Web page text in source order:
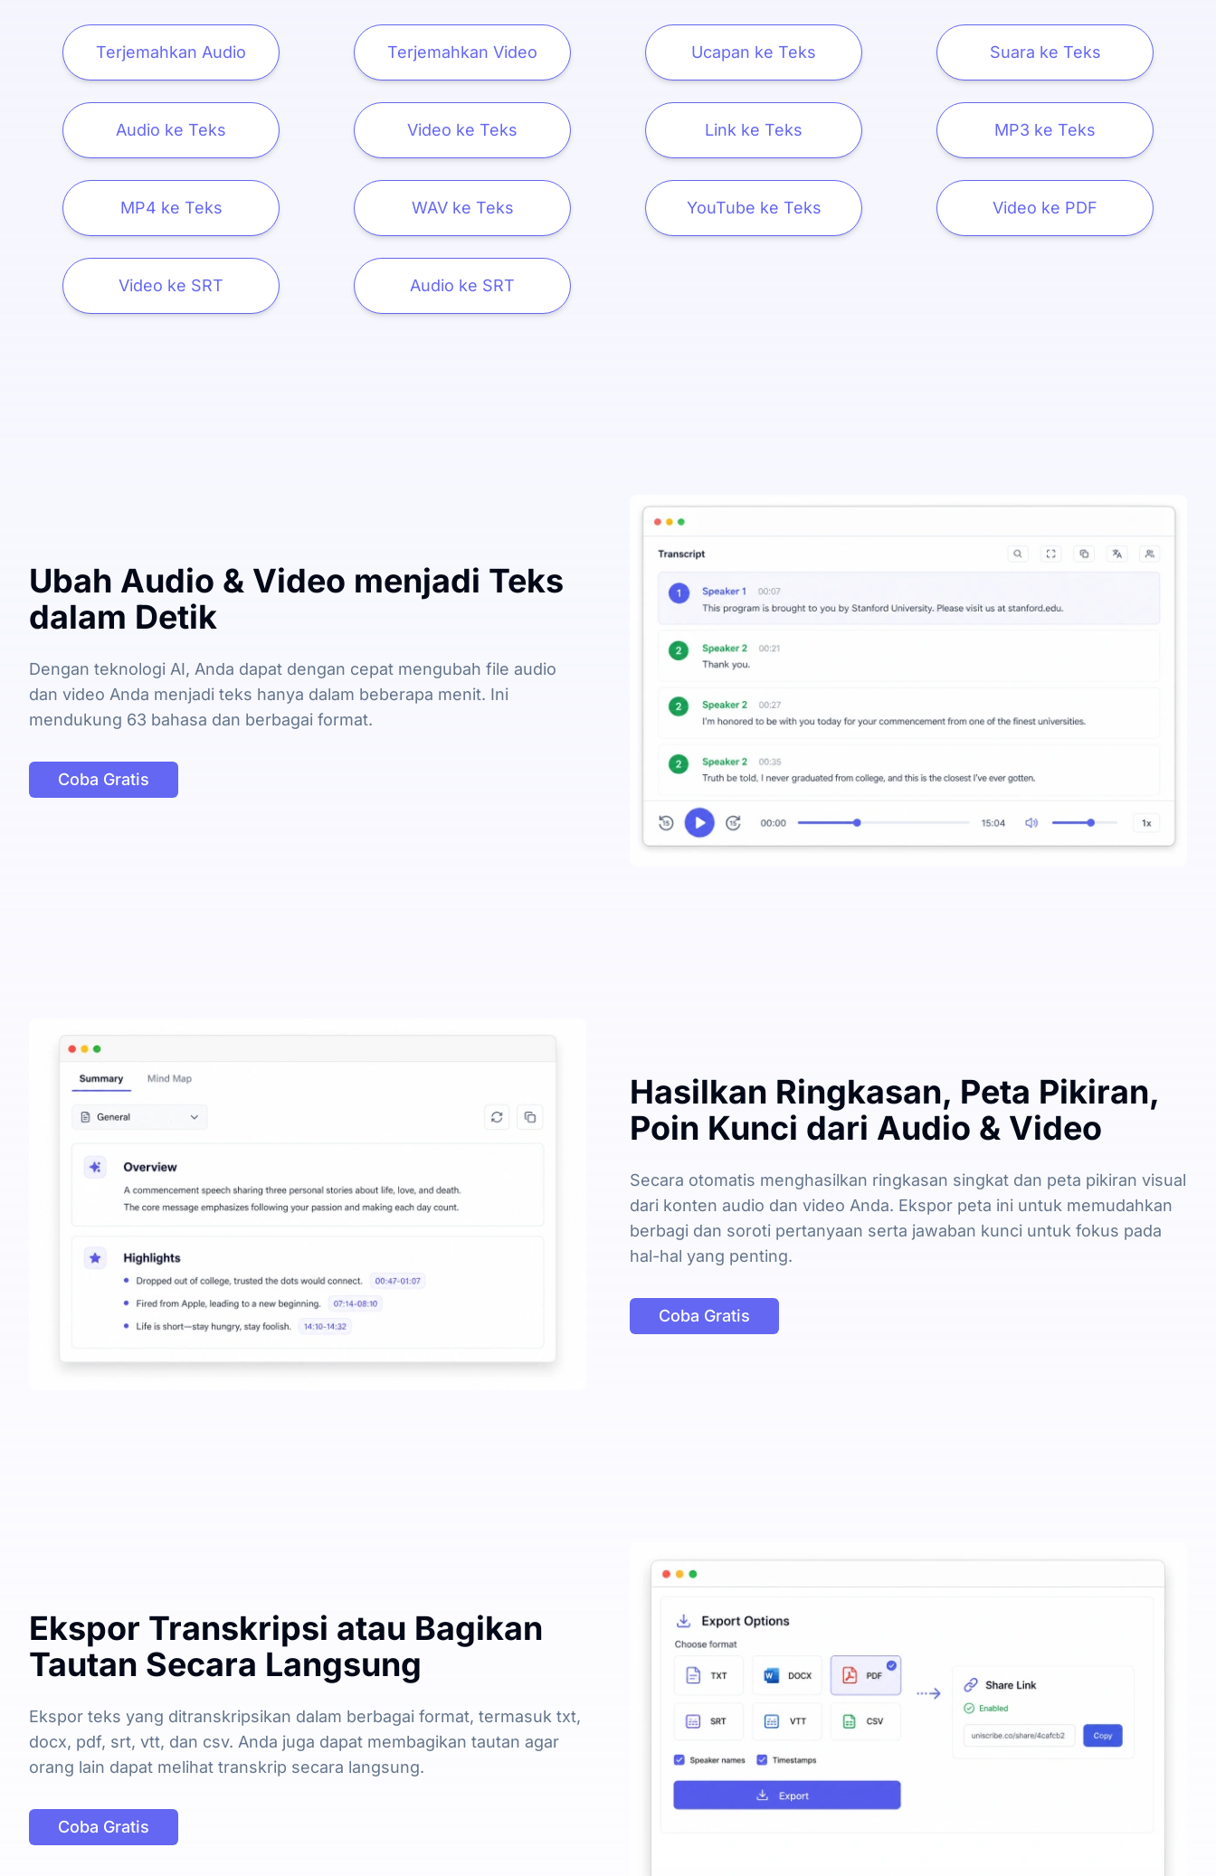
Terjemahkan Audio Terjemahkan Video Ucapan ke Teks Suara ke Teks
Audio ke Teks Video ke Teks Link ke Teks MP3 ke Teks
MP4 ke Teks WAV ke Teks YouTube ke Teks Video ke PDF
Video ke SRT Audio ke SRT
Ubah Audio & Video menjadi Teks
dalam Detik
Dengan teknologi AI, Anda dapat dengan cepat mengubah file audio
dan video Anda menjadi teks hanya dalam beberapa menit. Ini
mendukung 63 bahasa dan berbagai format.
Coba Gratis
Hasilkan Ringkasan, Peta Pikiran,
Poin Kunci dari Audio & Video
Secara otomatis menghasilkan ringkasan singkat dan peta pikiran visual
dari konten audio dan video Anda. Ekspor peta ini untuk memudahkan
berbagi dan soroti pertanyaan serta jawaban kunci untuk fokus pada
hal-hal yang penting.
Coba Gratis
Ekspor Transkripsi atau Bagikan
Tautan Secara Langsung
Ekspor teks yang ditranskripsikan dalam berbagai format, termasuk txt,
docx, pdf, srt, vtt, dan csv. Anda juga dapat membagikan tautan agar
orang lain dapat melihat transkrip secara langsung.
Coba Gratis